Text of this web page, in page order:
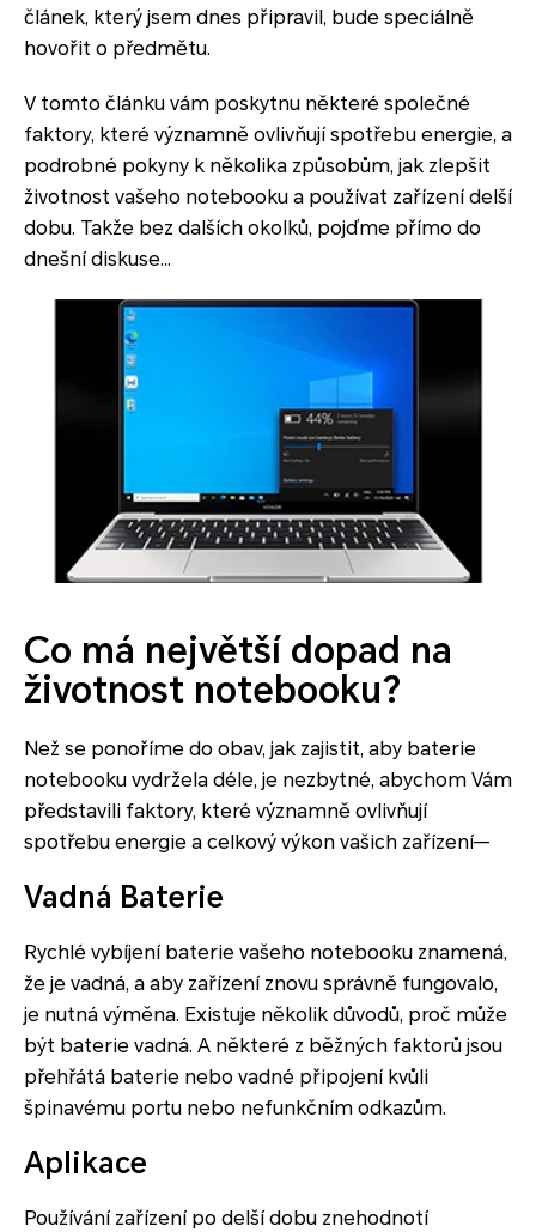
článek, který jsem dnes připravil, bude speciálně
hovořit o předmětu.
V tomto článku vám poskytnu některé společné
faktory, které významně ovlivňují spotřebu energie, a
podrobné pokyny k několika způsobům, jak zlepšit
životnost vašeho notebooku a používat zařízení delší
dobu. Takže bez dalších okolků, pojďme přímo do
dnešní diskuse…
Co má největší dopad na
životnost notebooku?
Než se ponoříme do obav, jak zajistit, aby baterie
notebooku vydržela déle, je nezbytné, abychom Vám
představili faktory, které významně ovlivňují
spotřebu energie a celkový výkon vašich zařízení—
Vadná Baterie
Rychlé vybíjení baterie vašeho notebooku znamená,
že je vadná, a aby zařízení znovu správně fungovalo,
je nutná výměna. Existuje několik důvodů, proč může
být baterie vadná. A některé z běžných faktorů jsou
přehřátá baterie nebo vadné připojení kvůli
špinavému portu nebo nefunkčním odkazům.
Aplikace
Používání zařízení po delší dobu znehodnotí